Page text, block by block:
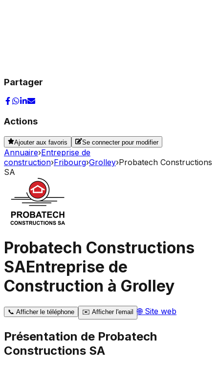
Partager
Actions
Ajouter aux favoris Se connecter pour modifier
Annuaire›Entreprise de
construction›Fribourg›Grolley›Probatech Constructions
SA
Probatech Constructions
SAEntreprise de
Construction à Grolley
📞 Afficher le téléphone ✉️ Afficher l'email 🌐Site web
Présentation de Probatech
Constructions SA